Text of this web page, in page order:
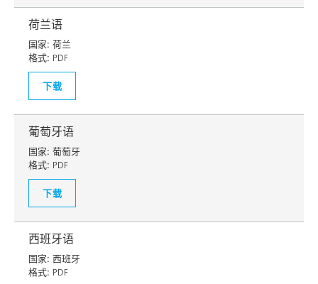
荷兰语
国家: 荷兰
格式: PDF
下载
葡萄牙语
国家: 葡萄牙
格式: PDF
下载
西班牙语
国家: 西班牙
格式: PDF